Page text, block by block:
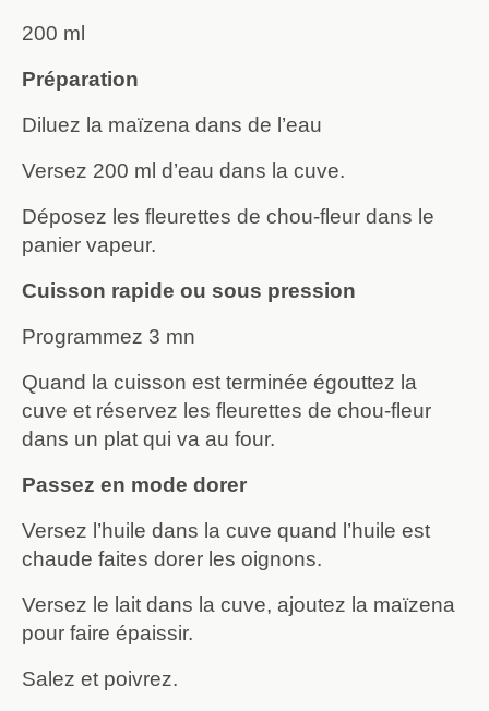
200 ml
Préparation
Diluez la maïzena dans de l’eau
Versez 200 ml d’eau dans la cuve.
Déposez les fleurettes de chou-fleur dans le
panier vapeur.
Cuisson rapide ou sous pression
Programmez 3 mn
Quand la cuisson est terminée égouttez la
cuve et réservez les fleurettes de chou-fleur
dans un plat qui va au four.
Passez en mode dorer
Versez l’huile dans la cuve quand l’huile est
chaude faites dorer les oignons.
Versez le lait dans la cuve, ajoutez la maïzena
pour faire épaissir.
Salez et poivrez.